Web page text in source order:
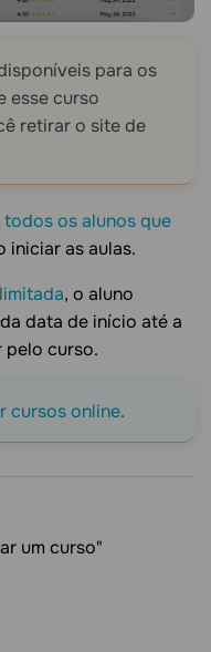
para os
esse curso
retirar o site de
todos os alunos que
iniciar as aulas.
, o aluno
data de início até a
pelo curso.
cursos online.
um curso"